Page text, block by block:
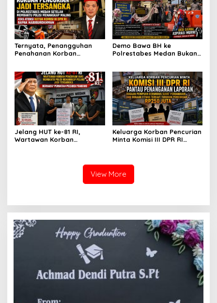
agar Konflik Tak Berlarut-
larut
Usaha Keluarganya
Ternyata, Penangguhan
Penahanan Korban
Setelah Membantu Polisi
Menangkap Maling Atas
Atensi Ketua Komisi III DPR
RI Bapak Habiburokhman
Demo Bawa BH ke
Polrestabes Medan Bukan
dan Rasa Kecewa
Lambatnya Penanganan
Pekara di Polrestabes
Medan
Jelang HUT ke-81 RI,
Wartawan Korban
Keluarga Korban Pencurian
Minta Komisi III DPR RI
Perdamaian dan Dugaan
Fitnah Terkait Tuduhan
Pemerasan Rp250 Juta
View More